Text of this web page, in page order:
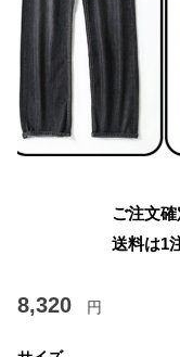
ご注文
送料は1
8,320 円